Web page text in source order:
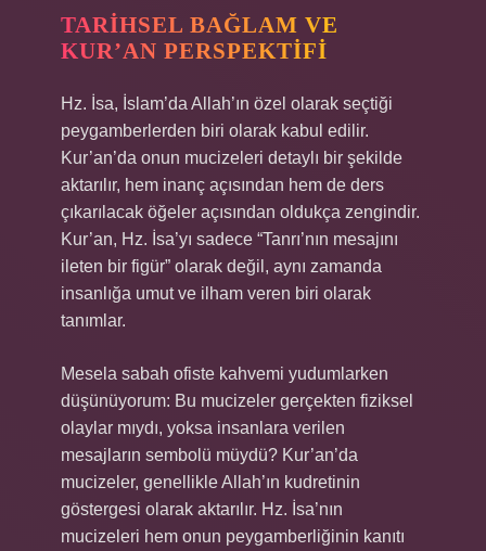
TARIHSEL BAĞLAM VE
KUR’AN PERSPEKTIFI
Hz. İsa, İslam’da Allah’ın özel olarak seçtiği
peygamberlerden biri olarak kabul edilir.
Kur’an’da onun mucizeleri detaylı bir şekilde
aktarılır, hem inanç açısından hem de ders
çıkarılacak öğeler açısından oldukça zengindir.
Kur’an, Hz. İsa’yı sadece “Tanrı’nın mesajını
ileten bir figür” olarak değil, aynı zamanda
insanlığa umut ve ilham veren biri olarak
tanımlar.
Mesela sabah ofiste kahvemi yudumlarken
düşünüyorum: Bu mucizeler gerçekten fiziksel
olaylar mıydı, yoksa insanlara verilen
mesajların sembolü müydü? Kur’an’da
mucizeler, genellikle Allah’ın kudretinin
göstergesi olarak aktarılır. Hz. İsa’nın
mucizeleri hem onun peygamberliğinin kanıtı